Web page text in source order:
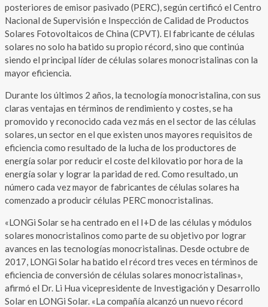
posteriores de emisor pasivado (PERC), según certificó el Centro
Nacional de Supervisión e Inspección de Calidad de Productos
Solares Fotovoltaicos de China (CPVT). El fabricante de células
solares no solo ha batido su propio récord, sino que continúa
siendo el principal líder de células solares monocristalinas con la
mayor eficiencia.
Durante los últimos 2 años, la tecnología monocristalina, con sus
claras ventajas en términos de rendimiento y costes, se ha
promovido y reconocido cada vez más en el sector de las células
solares, un sector en el que existen unos mayores requisitos de
eficiencia como resultado de la lucha de los productores de
energía solar por reducir el coste del kilovatio por hora de la
energía solar y lograr la paridad de red. Como resultado, un
número cada vez mayor de fabricantes de células solares ha
comenzado a producir células PERC monocristalinas.
«LONGi Solar se ha centrado en el I+D de las células y módulos
solares monocristalinos como parte de su objetivo por lograr
avances en las tecnologías monocristalinas. Desde octubre de
2017, LONGi Solar ha batido el récord tres veces en términos de
eficiencia de conversión de células solares monocristalinas»,
afirmó el Dr. Li Hua vicepresidente de Investigación y Desarrollo
Solar en LONGi Solar. «La compañía alcanzó un nuevo récord